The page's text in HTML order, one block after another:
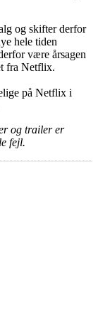
og skifter derfor
hele tiden
være årsagen
fra Netflix.
på Netflix i
og trailer er
fejl.